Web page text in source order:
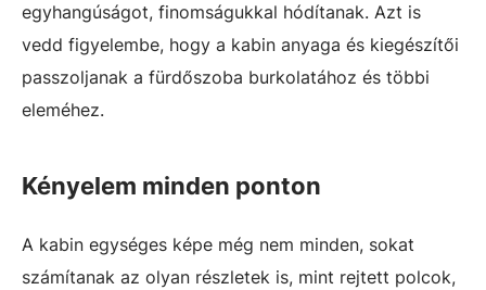
egyhangúságot, finomságukkal hódítanak. Azt is
vedd figyelembe, hogy a kabin anyaga és kiegészítői
passzoljanak a fürdőszoba burkolatához és többi
eleméhez.
Kényelem minden ponton
A kabin egységes képe még nem minden, sokat
számítanak az olyan részletek is, mint rejtett polcok,